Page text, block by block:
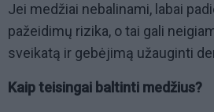
Jei medžiai nebalinami, labai
pažeidimų rizika, o tai gali
sveikatą ir gebėjimą užauginti
Kaip teisingai baltinti medžius?